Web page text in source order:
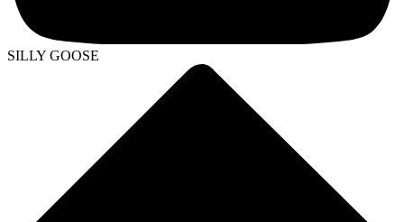
SILLY GOOSE